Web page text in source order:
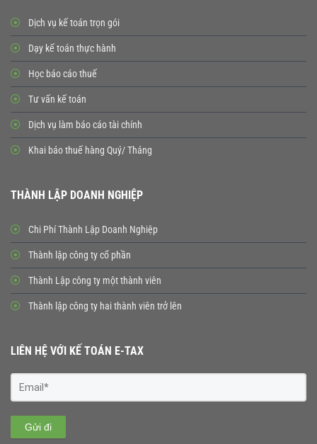
Dịch vụ kế toán trọn gói
Dạy kế toán thực hành
Học báo cáo thuế
Tư vấn kế toán
Dịch vụ làm báo cáo tài chính
Khai báo thuế hàng Quý/ Tháng
THÀNH LẬP DOANH NGHIỆP
Chi Phí Thành Lập Doanh Nghiệp
Thành lập công ty cổ phần
Thành Lập công ty một thành viên
Thành lập công ty hai thành viên trở lên
LIÊN HỆ VỚI KẾ TOÁN E-TAX
Gửi đi